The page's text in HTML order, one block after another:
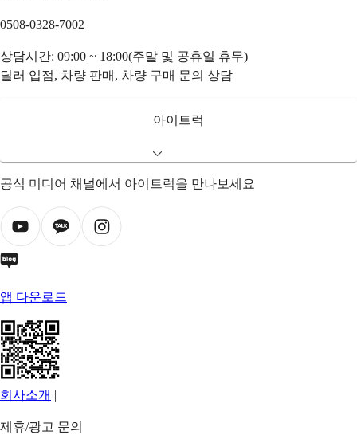
0508-0328-7002
상담시간: 09:00 ~ 18:00(주말 및 공휴일 휴무)
딜러 입점, 차량 판매, 차량 구매 문의 상담
아이트럭
공식 미디어 채널에서 아이트럭을 만나보세요
앱 다운로드
회사소개 |
제휴/광고 문의